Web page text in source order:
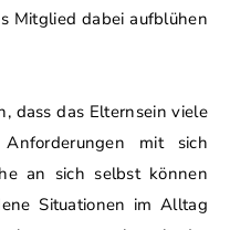
Mitglied dabei aufblühen
dass das Elternsein viele
mit sich
an sich selbst können
Situationen im Alltag